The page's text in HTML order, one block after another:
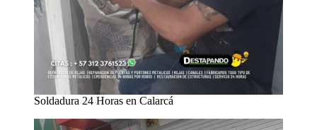
Soldadura 24 Horas en Calarcá